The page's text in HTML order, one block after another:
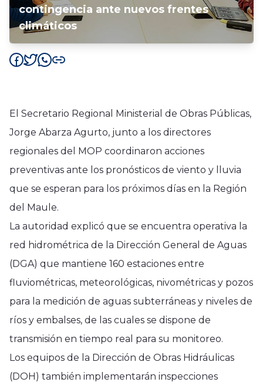
contingencia ante nuevos frentes
climáticos
El Secretario Regional Ministerial de Obras Públicas,
Jorge Abarza Agurto, junto a los directores
regionales del MOP coordinaron acciones
preventivas ante los pronósticos de viento y lluvia
que se esperan para los próximos días en la Región
del Maule.
La autoridad explicó que se encuentra operativa la
red hidrométrica de la Dirección General de Aguas
(DGA) que mantiene 160 estaciones entre
fluviométricas, meteorológicas, nivométricas y pozos
para la medición de aguas subterráneas y niveles de
ríos y embalses, de las cuales se dispone de
transmisión en tiempo real para su monitoreo.
Los equipos de la Dirección de Obras Hidráulicas
(DOH) también implementarán inspecciones